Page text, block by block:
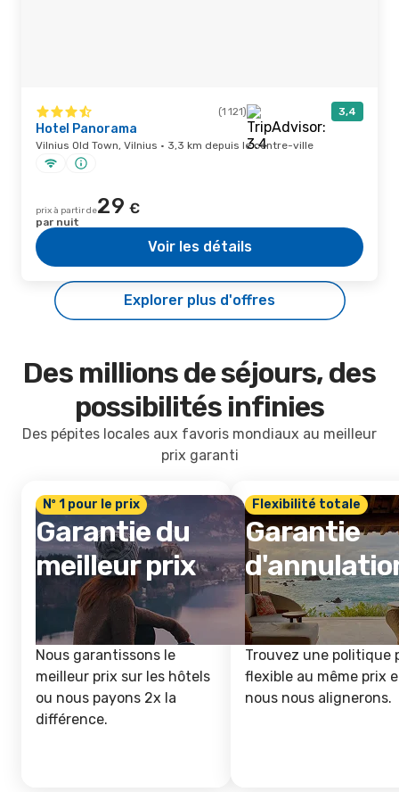
(1 121) 3,4
Hotel Panorama
Vilnius Old Town, Vilnius · 3,3 km depuis le centre-ville
prix à partir de29 €
par nuit
Voir les détails
Explorer plus d'offres
Des millions de séjours, des
possibilités infinies
Des pépites locales aux favoris mondiaux au meilleur
prix garanti
Nº 1 pour le prix
Garantie du
meilleur prix
Nous garantissons le
meilleur prix sur les hôtels
ou nous payons 2x la
différence.
Flexibilité totale
Garantie
Trouvez une politique
flexible au même prix
nous nous alignerons.